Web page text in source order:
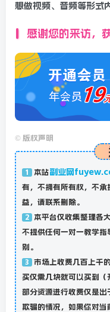
想做视频、音频等形式
感谢您的来访，
© 版权声明
1 本站副业网
有，不拥有所有权，不承
益，请联系删除。
2 本平台仅收集整理各
不提供任何一对一教学指
别。
3 市场上收费几百上千
买仅需几块就可以买到（
部分资源进行收费仅是出
欺骗的情况，如果你对当